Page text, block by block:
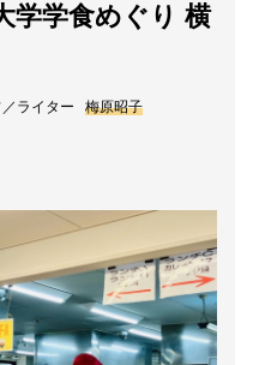
学学食めぐり 横
ライター
梅原昭子